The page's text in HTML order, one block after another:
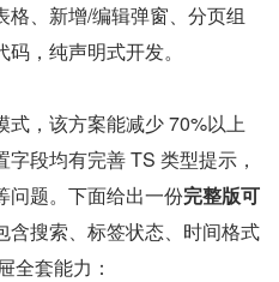
、新增/编辑弹窗、分页组
，纯声明式开发。
，该方案能减少 70%以上
段均有完善 TS 类型提示，
问题。下面给出一份完整版可
含搜索、标签状态、时间格式
全套能力：